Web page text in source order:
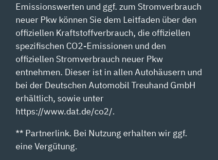
Emissionswerten und ggf. zum Stromverbrauch
neuer Pkw können Sie dem Leitfaden über den
offiziellen Kraftstoffverbrauch, die offiziellen
spezifischen CO2-Emissionen und den
offiziellen Stromverbrauch neuer Pkw
entnehmen. Dieser ist in allen Autohäusern und
bei der Deutschen Automobil Treuhand GmbH
erhältlich, sowie unter
https://www.dat.de/co2/.
** Partnerlink. Bei Nutzung erhalten wir ggf.
eine Vergütung.